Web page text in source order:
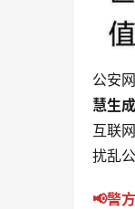
公安
慧生
互联
扰乱
📢警